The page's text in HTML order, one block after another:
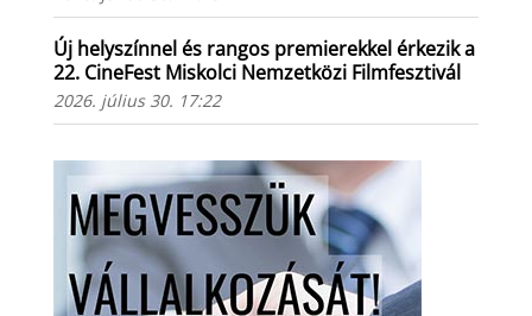
Új helyszínnel és rangos premierekkel érkezik a
22. CineFest Miskolci Nemzetközi Filmfesztivál
2026. július 30. 17:22